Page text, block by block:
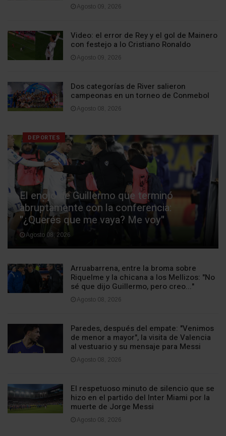
Agosto 09, 2026
Video: el error de Rey y el gol de Mainero
con festejo a lo Cristiano Ronaldo
Agosto 09, 2026
Dos categorías de River salieron
campeonas en un torneo de Conmebol
Agosto 08, 2026
DEPORTES
El enojo de Guillermo que terminó
abruptamente con la conferencia:
"¿Querés que me vaya? Me voy"
Agosto 08, 2026
Arruabarrena, entre la broma sobre
Riquelme y la chicana a los Mellizos: "No
sé que dijo Guillermo, pero creo..."
Agosto 08, 2026
Paredes, después del empate: "Venimos
de menor a mayor", la visita de Valencia
al vestuario y su mensaje para Messi
Agosto 08, 2026
El respetuoso minuto de silencio que se
hizo en el partido del Inter Miami por la
muerte de Jorge Messi
Agosto 08, 2026